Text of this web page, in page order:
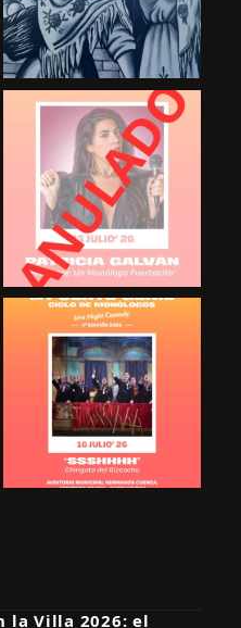
la Villa 2026: el